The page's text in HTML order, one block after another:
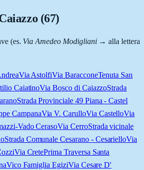
(67)
(es. Via Amedeo Modigliani→ alla lettera
Via AstolfiVia BaracconeTenuta San
CaiatinoVia Bosco di CaiazzoStrada
Strada Provinciale 49 Piana - Castel
CampanaVia V. CarulloVia CastelloVia
Vado CerasoVia CerroStrada vicinale
Strada Comunale Cesarano - CesarielloVia
Via CretePrima Traversa Santa
Vico Famiglia EgiziVia Cesare D'